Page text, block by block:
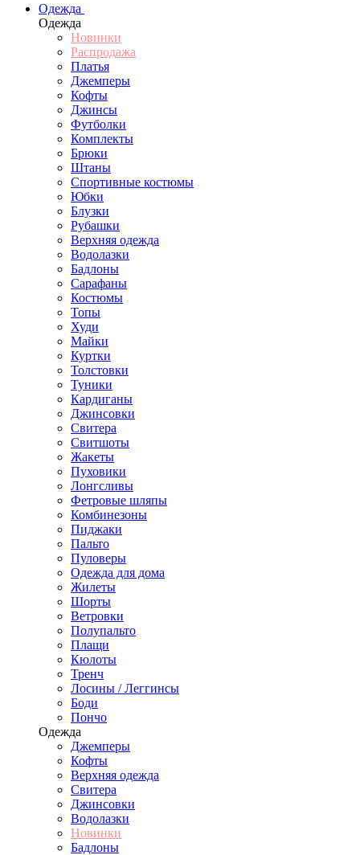
Одежда
Одежда
Новинки
Распродажа
Платья
Джемперы
Кофты
Джинсы
Футболки
Комплекты
Брюки
Штаны
Спортивные костюмы
Юбки
Блузки
Рубашки
Верхняя одежда
Водолазки
Бадлоны
Сарафаны
Костюмы
Топы
Худи
Майки
Куртки
Толстовки
Туники
Кардиганы
Джинсовки
Свитера
Свитшоты
Жакеты
Пуховики
Лонгсливы
Фетровые шляпы
Комбинезоны
Пиджаки
Пальто
Пуловеры
Одежда для дома
Жилеты
Шорты
Ветровки
Полупальто
Плащи
Кюлоты
Тренч
Лосины / Леггинсы
Боди
Пончо
Одежда
Джемперы
Кофты
Верхняя одежда
Свитера
Джинсовки
Водолазки
Новинки
Бадлоны